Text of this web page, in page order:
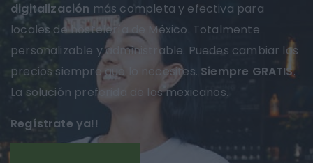
digitalización más completa y efectiva para
locales de hostelería de México. Totalmente
personalizable y administrable. Puedes cambiar los
precios siempre que lo necesites. Siempre GRATIS.
La solución preferida de los mexicanos.
Regístrate ya!!